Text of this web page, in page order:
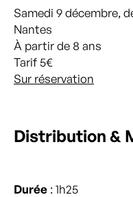
Samedi 9 décembre,
Nantes
À partir de 8 ans
Tarif 5€
Sur réservation
Distribution &
Durée : 1h25